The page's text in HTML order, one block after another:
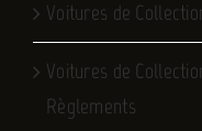
Voitures de
Voitures de
Règlements